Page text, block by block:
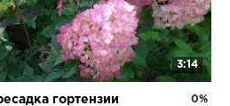
3:14
гортензии 0%